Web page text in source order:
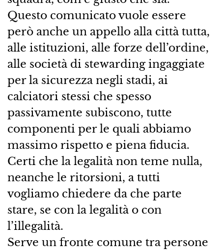
Questo comunicato vuole essere
però anche un appello alla città tutta,
alle istituzioni, alle forze dell’ordine,
alle società di stewarding ingaggiate
per la sicurezza negli stadi, ai
calciatori stessi che spesso
passivamente subiscono, tutte
componenti per le quali abbiamo
massimo rispetto e piena fiducia.
Certi che la legalità non teme nulla,
neanche le ritorsioni, a tutti
vogliamo chiedere da che parte
stare, se con la legalità o con
l’illegalità.
Serve un fronte comune tra persone